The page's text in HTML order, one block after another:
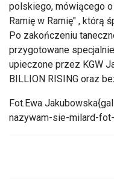
polskiego, mówiącego
Ramię w Ramię" , którą
Po zakończeniu
przygotowane
upieczone przez KGW
BILLION RISING oraz
Fot.Ewa
nazywam-sie-milard-